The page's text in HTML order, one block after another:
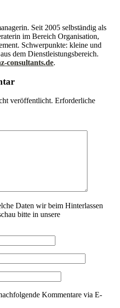
Seit 2005 selbständig als
im Bereich Organisation,
Schwerpunkte: kleine und
dem Dienstleistungsbereich.
consultants.de.
veröffentlicht. Erforderliche
Daten wir beim Hinterlassen
bitte in unsere
Kommentare via E-